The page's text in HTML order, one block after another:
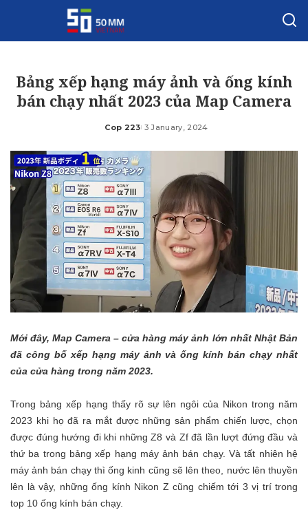
Bảng xếp hạng máy ảnh và ống kính
bán chạy nhất 2023 của Map Camera
Posted
Cop 223 3 January, 2024
Mới đây, Map Camera – cửa hàng máy ảnh lớn nhất Nhật Bản
đã công bố xếp hạng máy ảnh và ống kính bán chạy nhất
của cửa hàng trong năm 2023.
Trong bảng xếp hạng thấy rõ sự lên ngôi của Nikon trong năm
2023 khi họ đã ra mắt được những sản phẩm chiến lược, chọn
được đúng hướng đi khi những Z8 và Zf đã lần lượt đứng đầu và
thứ ba trong bảng xếp hạng máy ảnh bán chạy. Và tất nhiên hệ
máy ảnh bán chạy thì ống kinh cũng sẽ lên theo, nước lên thuyền
lên là vậy, những ống kính Nikon Z cũng chiếm tới 3 vị trí trong
top 10 ống kính bán chạy.